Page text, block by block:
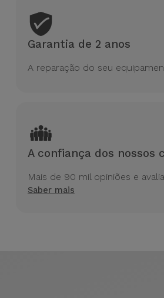
Garantia de 2 anos
A reparação do seu
A confiança dos nossos
Mais de 90 mil opiniões e
Saber mais